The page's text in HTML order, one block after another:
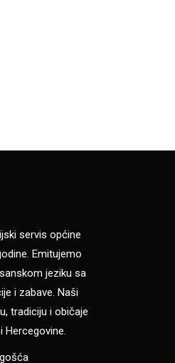
servis općine
Emitujemo
jeziku sa
i zabave. Naši
tradiciju i običaje
Hercegovine.